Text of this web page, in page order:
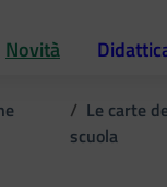
Novità
Le carte
scuola